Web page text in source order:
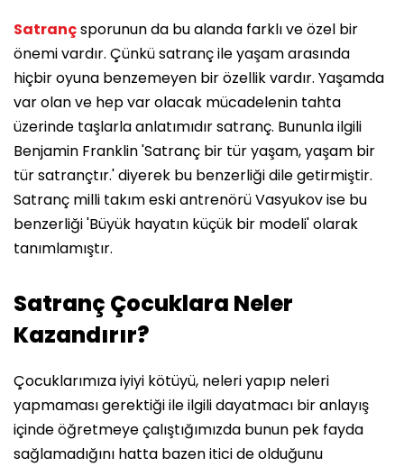
Satrançsporunun da bu alanda farklı ve özel bir
önemi vardır. Çünkü satranç ile yaşam arasında
hiçbir oyuna benzemeyen bir özellik vardır. Yaşamda
var olan ve hep var olacak mücadelenin tahta
üzerinde taşlarla anlatımıdır satranç. Bununla ilgili
Benjamin Franklin 'Satranç bir tür yaşam, yaşam bir
tür satrançtır.' diyerek bu benzerliği dile getirmiştir.
Satranç milli takım eski antrenörü Vasyukov ise bu
benzerliği 'Büyük hayatın küçük bir modeli' olarak
tanımlamıştır.
Satranç Çocuklara Neler
Kazandırır?
Çocuklarımıza iyiyi kötüyü, neleri yapıp neleri
yapmaması gerektiği ile ilgili dayatmacı bir anlayış
içinde öğretmeye çalıştığımızda bunun pek fayda
sağlamadığını hatta bazen itici de olduğunu